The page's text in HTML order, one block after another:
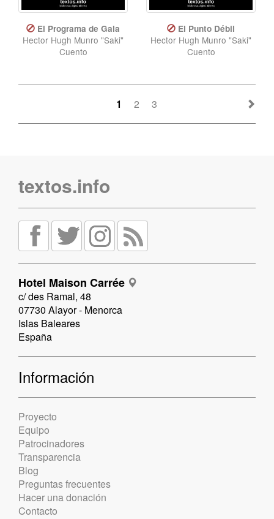
El Programa de Gala
Hector Hugh Munro "Saki"
Cuento
El Punto Débil
Hector Hugh Munro "Saki"
Cuento
1 2 3
textos.info
Hotel Maison Carrée
c/ des Ramal, 48
07730 Alayor - Menorca
Islas Baleares
España
Información
Proyecto
Equipo
Patrocinadores
Transparencia
Blog
Preguntas frecuentes
Hacer una donación
Contacto